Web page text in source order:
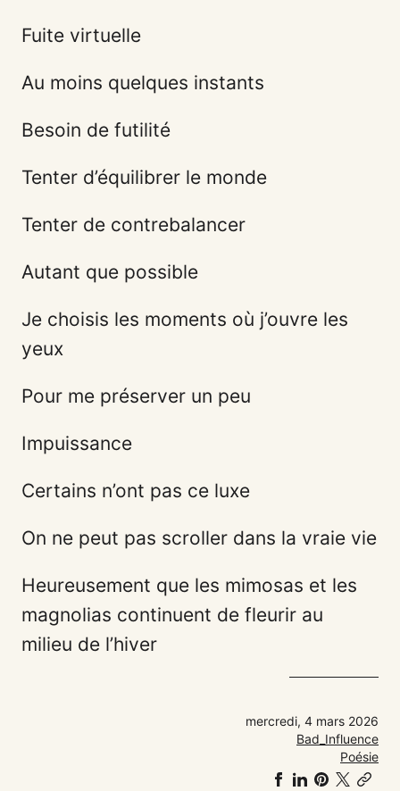
Fuite virtuelle
Au moins quelques instants
Besoin de futilité
Tenter d’équilibrer le monde
Tenter de contrebalancer
Autant que possible
Je choisis les moments où j’ouvre les
yeux
Pour me préserver un peu
Impuissance
Certains n’ont pas ce luxe
On ne peut pas scroller dans la vraie vie
Heureusement que les mimosas et les
magnolias continuent de fleurir au
milieu de l’hiver
mercredi, 4 mars 2026
Bad_Influence
Poésie
Partager
Partager
Partager
Share